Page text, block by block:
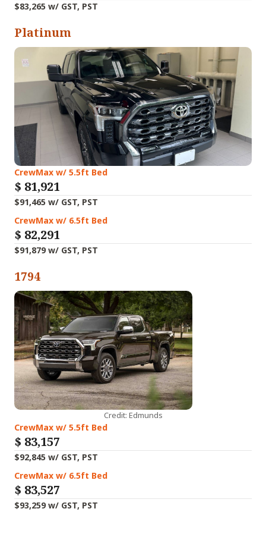
$83,265 w/ GST, PST
Platinum
CrewMax w/ 5.5ft Bed
$ 81,921
$91,465 w/ GST, PST
CrewMax w/ 6.5ft Bed
$ 82,291
$91,879 w/ GST, PST
1794
Credit: Edmunds
CrewMax w/ 5.5ft Bed
$ 83,157
$92,845 w/ GST, PST
CrewMax w/ 6.5ft Bed
$ 83,527
$93,259 w/ GST, PST